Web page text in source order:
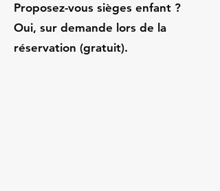
Proposez-vous sièges enfant ?
Oui, sur demande lors de la
réservation (gratuit).